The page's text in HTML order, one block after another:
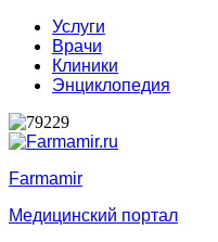
Услуги
Врачи
Клиники
Энциклопедия
Farmamir
Медицинский портал